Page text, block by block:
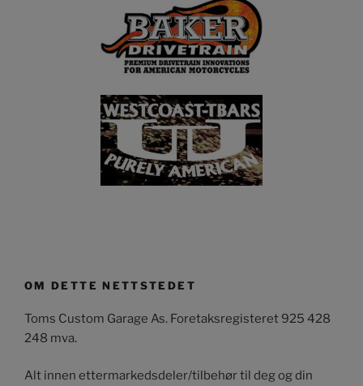
OM DETTE NETTSTEDET
Toms Custom Garage As. Foretaksregisteret 925 428
248 mva.
Alt innen ettermarkedsdeler/tilbehør til deg og din